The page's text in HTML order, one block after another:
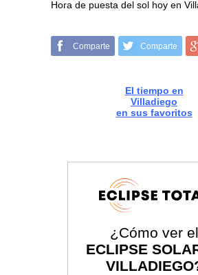
Hora de puesta del sol hoy en
Comparte Comparte
El tiempo en
Villadiego
en sus favoritos
¿Cómo ver el
ECLIPSE